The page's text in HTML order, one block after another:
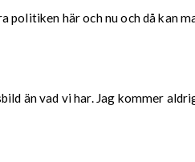
här och nu och då kan
än vad vi har. Jag kommer